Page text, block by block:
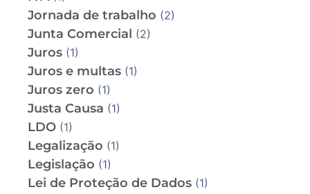
Jornada de trabalho (2)
Junta Comercial (2)
Juros (1)
Juros e multas (1)
Juros zero (1)
Justa Causa (1)
LDO (1)
Legalização (1)
Legislação (1)
Lei de Proteção de Dados (1)